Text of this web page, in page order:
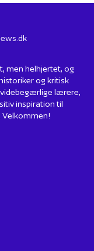
men helhjertet, og
og kritisk
lærere,
inspiration til
Velkommen!